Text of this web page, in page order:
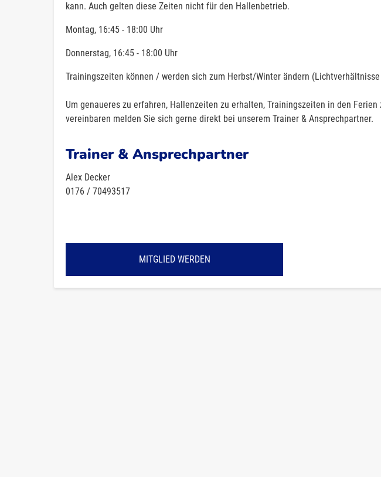
kann. Auch gelten diese Zeiten nicht für den Hallenbetrieb.
Montag, 16:45 - 18:00 Uhr
Donnerstag, 16:45 - 18:00 Uhr
Trainingszeiten können / werden sich zum Herbst/Winter ändern
Um genaueres zu erfahren, Hallenzeiten zu erhalten, Trainingszeiten in den
vereinbaren melden Sie sich gerne direkt bei unserem Trainer & Ansprechpartner.
Trainer & Ansprechpartner
Alex Decker
0176 / 70493517
MITGLIED WERDEN